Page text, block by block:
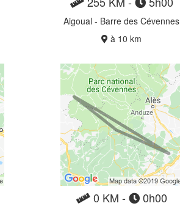
Aigoual - Barre des Cévennes
à 10 km
0 KM - 0h00